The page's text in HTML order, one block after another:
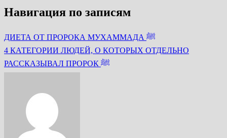
Навигация по записям
ДИЕТА ОТ ПРОРОКА МУХАММАДА ﷺ
4 КАТЕГОРИИ ЛЮДЕЙ, О КОТОРЫХ ОТДЕЛЬНО
РАССКАЗЫВАЛ ПРОРОК ﷺ